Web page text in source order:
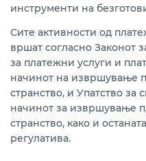
Платежна сметка во
Девизен пазар
Курсна листа за
Информација за
платни системи
инструменти на
Сите активности од
вршат согласно Законот
за платежни услуги и
начинот на извршување
странство, и Упатство за
начинот за извршување
странство, како и
регулатива.